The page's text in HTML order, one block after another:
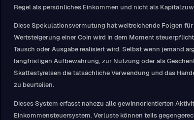
Regel als persönliches Einkommen und nicht als
Diese Spekulationsvermutung hat weitreichende Folgen
Wertsteigerung einer Coin wird in dem Moment
Tausch oder Ausgabe realisiert wird. Selbst wenn jemand
langfristigen Aufbewahrung, zur Nutzung oder als
Skattestyrelsen die tatsächliche Verwendung und das
zu beurteilen.
Dieses System erfasst nahezu alle gewinnorientierten
Einkommensteuersystem. Verluste können teils